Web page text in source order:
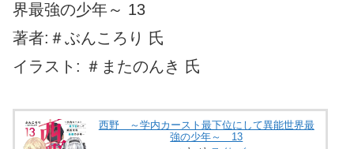
界最強の少年～ 13
著者:＃ぶんころり 氏
イラスト: ＃またのんき 氏
西野 ～学内カースト最下位にして異能世界最
強の少年～ 13